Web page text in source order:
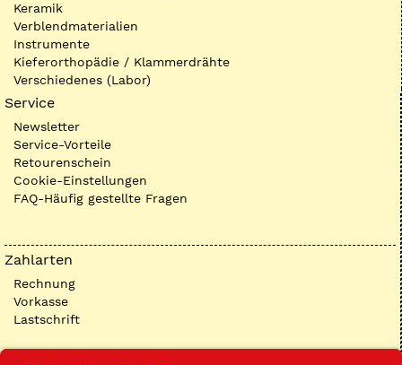
Keramik
Verblendmaterialien
Instrumente
Kieferorthopädie / Klammerdrähte
Verschiedenes (Labor)
Service
Newsletter
Service-Vorteile
Retourenschein
Cookie-Einstellungen
FAQ-Häufig gestellte Fragen
Zahlarten
Rechnung
Vorkasse
Lastschrift